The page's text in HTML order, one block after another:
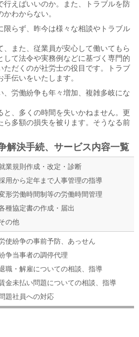
行えばいいのか。また、トラブルを防
わからない。
限らず、昨今は様々な相談やトラブル
、また、従業員が安心して働いてもら
して法令や実務例などに基づく専門的
ただくのが社労士の役目です。トラブ
伝いをいたします。
、労働紛争も年々増加、複雑多岐にな
と、多くの時間を失いかねません。更
ら多額の損失を被ります。そうなる前
解決手続、サービス内容一覧
業規則作成・改定・診断
用から定年まで人事管理の指導
形労働時間制等の労働時間管理
種協定書の作成・届出
の他
使紛争の事前予防、あっせん
争当事者の調停代理
職・解雇についての相談、指導
金未払い問題についての相談、指導
題社員への対応